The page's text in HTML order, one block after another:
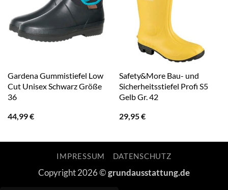
Gardena Gummistiefel Low
Cut Unisex Schwarz Größe
36
44,99€
Safety&More Bau- und
Sicherheitsstiefel Profi S5
Gelb Gr. 42
29,95€
IMPRESSUM DATENSCHUTZ
Copyright 2026 ©grundausstattung.de